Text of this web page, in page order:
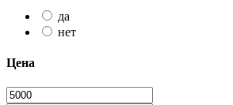
да
нет
Цена